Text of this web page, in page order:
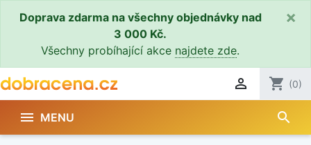
Doprava zdarma na všechny objednávky nad
3 000 Kč.
Všechny probíhající akce najdete zde.
×
 shopping_cart (0)
 MENU search